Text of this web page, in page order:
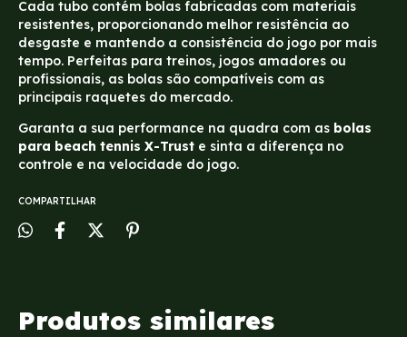
Cada tubo contém bolas fabricadas com materiais
resistentes, proporcionando melhor resistência ao
desgaste e mantendo a consistência do jogo por mais
tempo. Perfeitas para treinos, jogos amadores ou
profissionais, as bolas são compatíveis com as
principais raquetes do mercado.
Garanta a sua performance na quadra com as bolas
para beach tennis X-Trust e sinta a diferença no
controle e na velocidade do jogo.
COMPARTILHAR
Produtos similares